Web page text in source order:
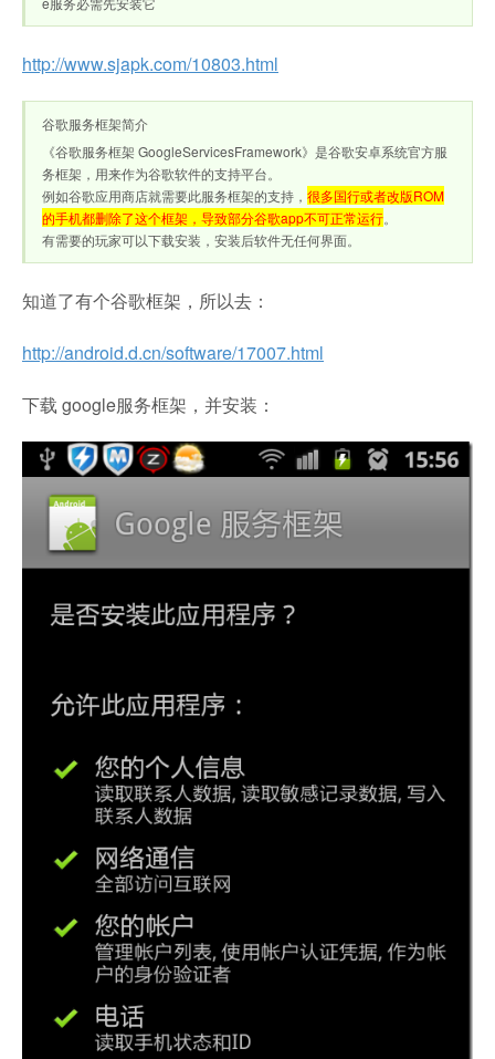
http://www.sjapk.com/10803.html
谷歌服务框架简介
《谷歌服务框架 GoogleServicesFramework》是谷歌安卓系统官方服
务框架，用来作为谷歌软件的支持平台。
例如谷歌应用商店就需要此服务框架的支持， 很多国行或者改版ROM
的手机都删除了这个框架，导致部分谷歌app不可正常运行。
有需要的玩家可以下载安装，安装后软件无任何界面。
知道了有个谷歌框架，所以去：
http://android.d.cn/software/17007.html
下载 google服务框架，并安装：